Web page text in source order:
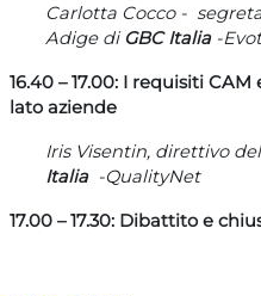
Carlotta Cocco -
Adige di GBC Italia-
16.40 – 17.00: I requisiti
lato aziende
Iris Visentin, direttivo
Italia -QualityNet
17.00 – 17.30: Dibattito e